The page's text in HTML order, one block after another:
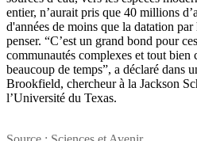
entier, n’aurait pris que 40 millions
d'années de moins que la datation
penser. “C’est un grand bond pour
communautés complexes et tout bien
beaucoup de temps”, a déclaré dans
Brookfield, chercheur à la Jackson
l’Université du Texas.